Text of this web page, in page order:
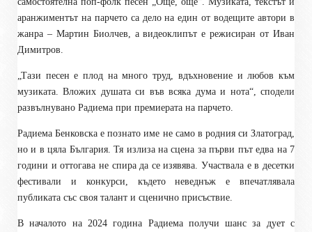
аранжиментът на парчето са дело на един от водещите автори в
жанра – Мартин Биолчев, а видеоклипът е режисиран от Иван
Димитров.
„Тази песен е плод на много труд, вдъхновение и любов към
музиката. Вложих душата си във всяка дума и нота“, сподели
развълнувано Радиема при премиерата на парчето.
Радиема Бенковска е познато име не само в родния си Златоград,
но и в цяла България. Тя излиза на сцена за първи път едва на 7
години и оттогава не спира да се изявява. Участвала е в десетки
фестивали и конкурси, където неведнъж е впечатлявала
публиката със своя талант и сценично присъствие.
В началото на 2024 година Радиема получи шанс за дует с